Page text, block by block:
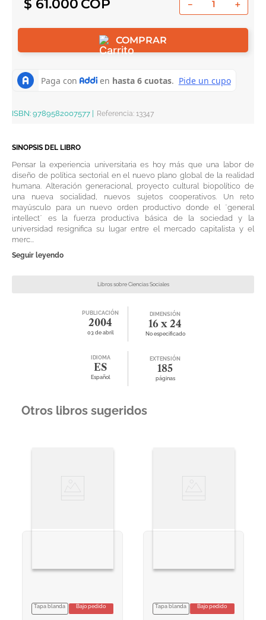
$ 61.000 ＋
－
COMPRAR
ISBN: 9789582007577 Referencia: 13347
SINOPSIS DEL LIBRO
Pensar la experiencia universitaria es hoy más que una labor de
diseño de política sectorial en el nuevo plano global de la realidad
humana. Alteración generacional, proyecto cultural biopolítico de
una nueva socialidad, nuevos sujetos cooperativos. Un reto
mayúsculo para un nuevo orden productivo donde el ¨general
intellect¨ es la fuerza productiva básica de la sociedad y la
universidad resignifica su lugar entre el mercado capitalista y el
merc...
Seguir leyendo
Libros sobre Ciencias Sociales
PUBLICACIÓN
2004
03 de abril
DIMENSIÓN
16 x 24
No especificado
IDIOMA
ES
Español
EXTENSIÓN
185
páginas
Otros libros sugeridos
VER INFORMACION
Tapa blanda Bajo pedido
VER INFORMACION
Tapa blanda Bajo pedido